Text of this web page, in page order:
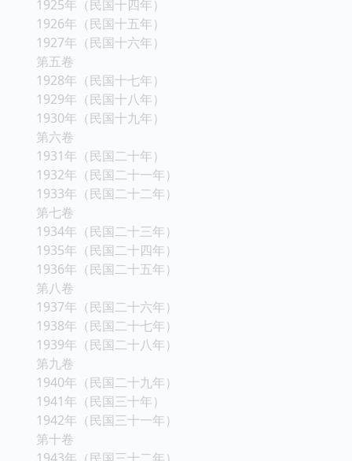
1925年（民国十四年）
1926年（民国十五年）
1927年（民国十六年）
第五卷
1928年（民国十七年）
1929年（民国十八年）
1930年（民国十九年）
第六卷
1931年（民国二十年）
1932年（民国二十一年）
1933年（民国二十二年）
第七卷
1934年（民国二十三年）
1935年（民国二十四年）
1936年（民国二十五年）
第八卷
1937年（民国二十六年）
1938年（民国二十七年）
1939年（民国二十八年）
第九卷
1940年（民国二十九年）
1941年（民国三十年）
1942年（民国三十一年）
第十卷